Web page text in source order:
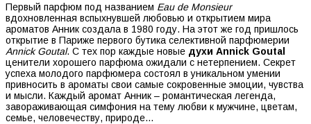
Первый парфюм под названием Eau de Monsieur
вдохновленная вспыхнувшей любовью и открытием мира
ароматов Анник создала в 1980 году. На этот же год пришлось
открытие в Париже первого бутика селективной парфюмерии
Annick Goutal. С тех пор каждые новые духи Annick Goutal
ценители хорошего парфюма ожидали с нетерпением. Секрет
успеха молодого парфюмера состоял в уникальном умении
привносить в ароматы свои самые сокровенные эмоции, чувства
и мысли. Каждый аромат Анник – романтическая легенда,
завораживающая симфония на тему любви к мужчине, цветам,
семье, человечеству, природе…